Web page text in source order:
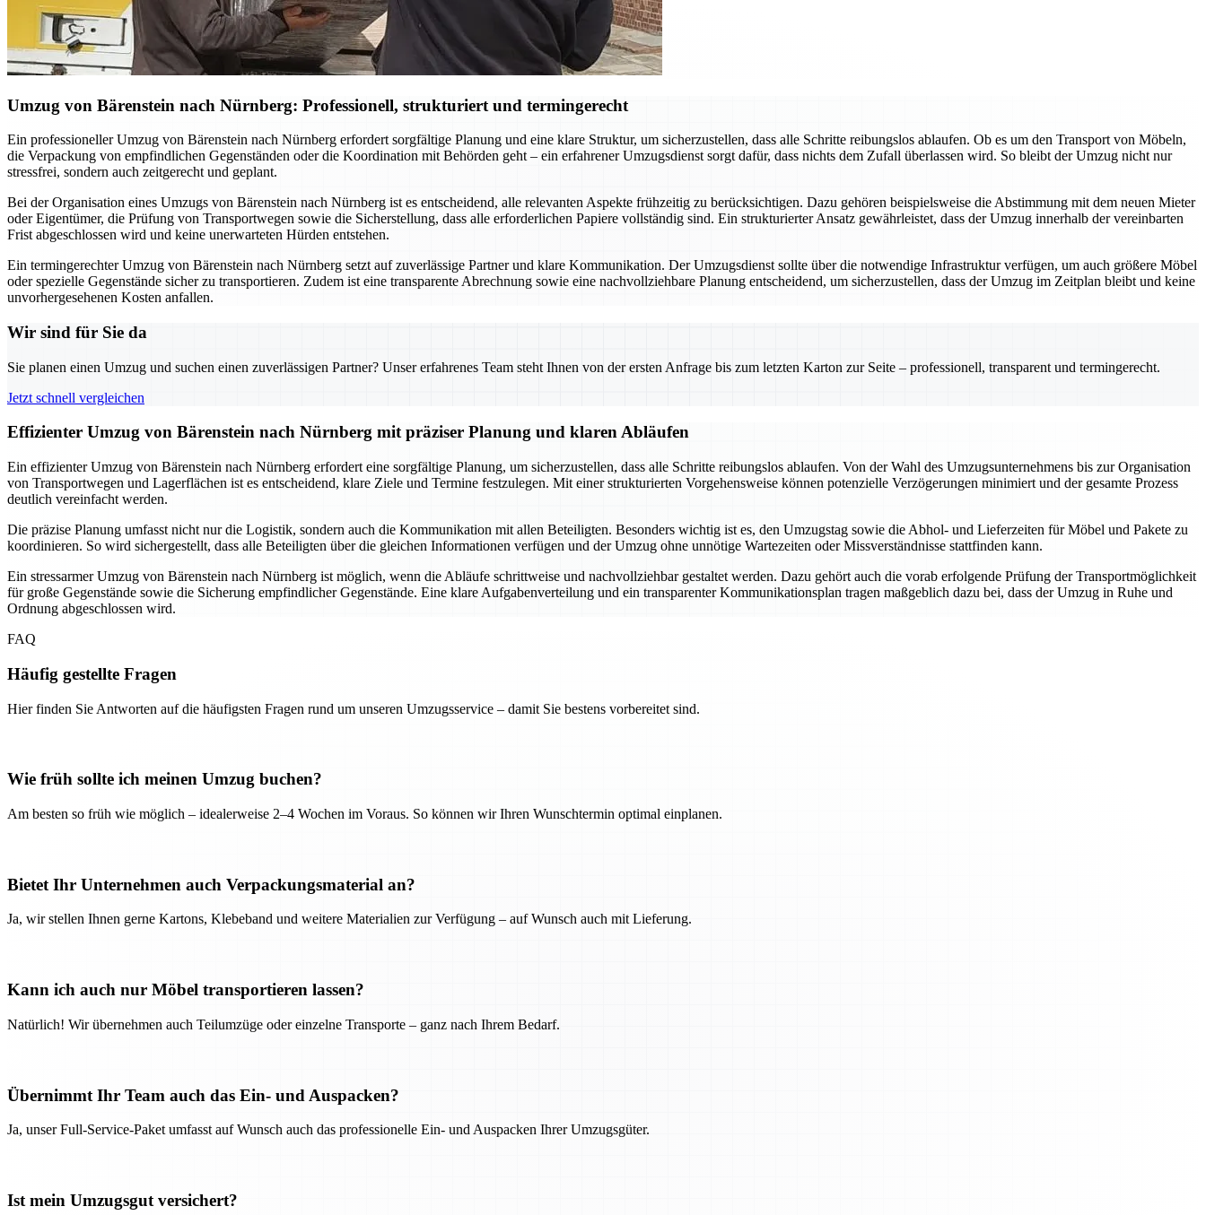
Umzug von Bärenstein nach Nürnberg: Professionell, strukturiert und termingerecht
Ein professioneller Umzug von Bärenstein nach Nürnberg erfordert sorgfältige Planung und eine klare Struktur, um sicherzustellen, dass alle Schritte reibungslos ablaufen. Ob es um den Transport von Möbeln,
die Verpackung von empfindlichen Gegenständen oder die Koordination mit Behörden geht – ein erfahrener Umzugsdienst sorgt dafür, dass nichts dem Zufall überlassen wird. So bleibt der Umzug nicht nur
stressfrei, sondern auch zeitgerecht und geplant.
Bei der Organisation eines Umzugs von Bärenstein nach Nürnberg ist es entscheidend, alle relevanten Aspekte frühzeitig zu berücksichtigen. Dazu gehören beispielsweise die Abstimmung mit dem neuen Mieter
oder Eigentümer, die Prüfung von Transportwegen sowie die Sicherstellung, dass alle erforderlichen Papiere vollständig sind. Ein strukturierter Ansatz gewährleistet, dass der Umzug innerhalb der vereinbarten
Frist abgeschlossen wird und keine unerwarteten Hürden entstehen.
Ein termingerechter Umzug von Bärenstein nach Nürnberg setzt auf zuverlässige Partner und klare Kommunikation. Der Umzugsdienst sollte über die notwendige Infrastruktur verfügen, um auch größere Möbel
oder spezielle Gegenstände sicher zu transportieren. Zudem ist eine transparente Abrechnung sowie eine nachvollziehbare Planung entscheidend, um sicherzustellen, dass der Umzug im Zeitplan bleibt und keine
unvorhergesehenen Kosten anfallen.
Wir sind für Sie da
Sie planen einen Umzug und suchen einen zuverlässigen Partner? Unser erfahrenes Team steht Ihnen von der ersten Anfrage bis zum letzten Karton zur Seite – professionell, transparent und termingerecht.
Jetzt schnell vergleichen
Effizienter Umzug von Bärenstein nach Nürnberg mit präziser Planung und klaren Abläufen
Ein effizienter Umzug von Bärenstein nach Nürnberg erfordert eine sorgfältige Planung, um sicherzustellen, dass alle Schritte reibungslos ablaufen. Von der Wahl des Umzugsunternehmens bis zur Organisation
von Transportwegen und Lagerflächen ist es entscheidend, klare Ziele und Termine festzulegen. Mit einer strukturierten Vorgehensweise können potenzielle Verzögerungen minimiert und der gesamte Prozess
deutlich vereinfacht werden.
Die präzise Planung umfasst nicht nur die Logistik, sondern auch die Kommunikation mit allen Beteiligten. Besonders wichtig ist es, den Umzugstag sowie die Abhol- und Lieferzeiten für Möbel und Pakete zu
koordinieren. So wird sichergestellt, dass alle Beteiligten über die gleichen Informationen verfügen und der Umzug ohne unnötige Wartezeiten oder Missverständnisse stattfinden kann.
Ein stressarmer Umzug von Bärenstein nach Nürnberg ist möglich, wenn die Abläufe schrittweise und nachvollziehbar gestaltet werden. Dazu gehört auch die vorab erfolgende Prüfung der Transportmöglichkeit
für große Gegenstände sowie die Sicherung empfindlicher Gegenstände. Eine klare Aufgabenverteilung und ein transparenter Kommunikationsplan tragen maßgeblich dazu bei, dass der Umzug in Ruhe und
Ordnung abgeschlossen wird.
FAQ
Häufig gestellte Fragen
Hier finden Sie Antworten auf die häufigsten Fragen rund um unseren Umzugsservice – damit Sie bestens vorbereitet sind.
Wie früh sollte ich meinen Umzug buchen?
Am besten so früh wie möglich – idealerweise 2–4 Wochen im Voraus. So können wir Ihren Wunschtermin optimal einplanen.
Bietet Ihr Unternehmen auch Verpackungsmaterial an?
Ja, wir stellen Ihnen gerne Kartons, Klebeband und weitere Materialien zur Verfügung – auf Wunsch auch mit Lieferung.
Kann ich auch nur Möbel transportieren lassen?
Natürlich! Wir übernehmen auch Teilumzüge oder einzelne Transporte – ganz nach Ihrem Bedarf.
Übernimmt Ihr Team auch das Ein- und Auspacken?
Ja, unser Full-Service-Paket umfasst auf Wunsch auch das professionelle Ein- und Auspacken Ihrer Umzugsgüter.
Ist mein Umzugsgut versichert?